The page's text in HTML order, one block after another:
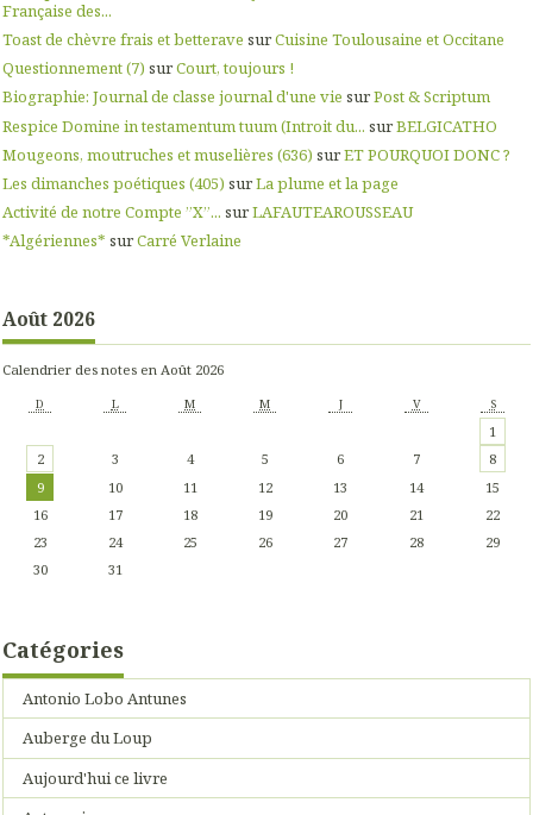
Française des...
Toast de chèvre frais et betterave surCuisine Toulousaine et Occitane
Questionnement (7) surCourt, toujours !
Biographie: Journal de classe journal d'une vie surPost & Scriptum
Respice Domine in testamentum tuum (Introit du... surBELGICATHO
Mougeons, moutruches et muselières (636) surET POURQUOI DONC ?
Les dimanches poétiques (405) surLa plume et la page
Activité de notre Compte ”X”... surLAFAUTEAROUSSEAU
*Algériennes* surCarré Verlaine
Août 2026
Calendrier des notes en Août 2026
D L M M J V S
1
2
3 4 5 6 7
8
9
10 11 12 13 14
15
16
17 18 19 20 21
22
23
24 25 26 27 28
29
30
31
Catégories
Antonio Lobo Antunes
Auberge du Loup
Aujourd'hui ce livre